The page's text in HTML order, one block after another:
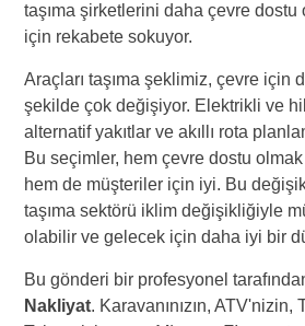
taşıma şirketlerini daha çevre dostu
için rekabete sokuyor.
Araçları taşıma şeklimiz, çevre için
şekilde çok değişiyor. Elektrikli ve
alternatif yakıtlar ve akıllı rota
Bu seçimler, hem çevre dostu
hem de müşteriler için iyi. Bu
taşıma sektörü iklim değişikliğiyle
olabilir ve gelecek için daha iyi bir
Bu gönderi bir profesyonel tarafından
Nakliyat. Karavanınızın, ATV'nizin,